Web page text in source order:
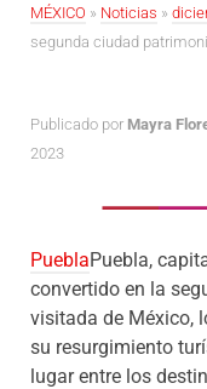
MÉXICO » Noticias »
segunda ciudad
Publicado por Mayra
2023
PueblaPuebla,
convertido en la
visitada de México,
su resurgimiento
lugar entre los